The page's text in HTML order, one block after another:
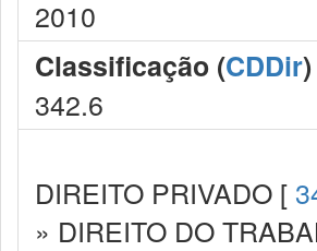
2010
Classificação (CDDir)
342.6
DIREITO PRIVADO [
» DIREITO DO